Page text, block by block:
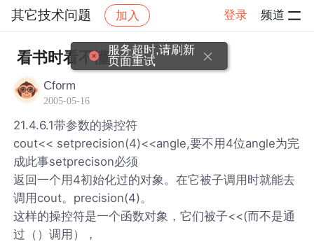
其它技术问题 加入 登录 频道
社区 其它技术问题 帖子详情
看书时看不懂
Cform
2005-05-16
21.4.6.1带参数的操控符
cout<< setprecision(4)<<angle,要不用4位angle为完
成此事setprecison必须
返回一个用4初始化过的对象。在它被子调用时就能去
调用cout。precision(4)。
这样的操控符是一个函数对象，它们被子<<(而不是通
过（）调用），
服务超时,请刷新
页面重试